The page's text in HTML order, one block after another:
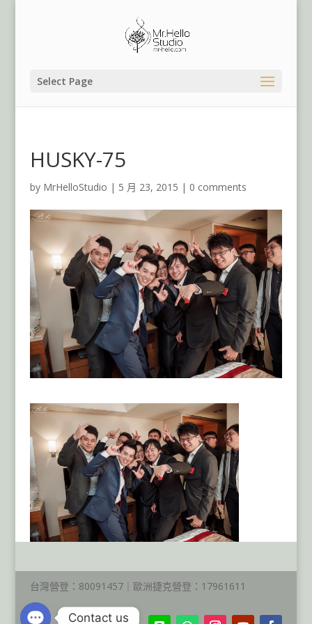
Select Page
HUSKY-75
by MrHelloStudio | 5 月 23, 2015 | 0 comments
台灣營登：80091457｜歐洲捷克營登：17961611
Contact us